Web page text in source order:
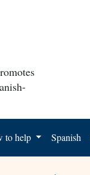
to help Spanish